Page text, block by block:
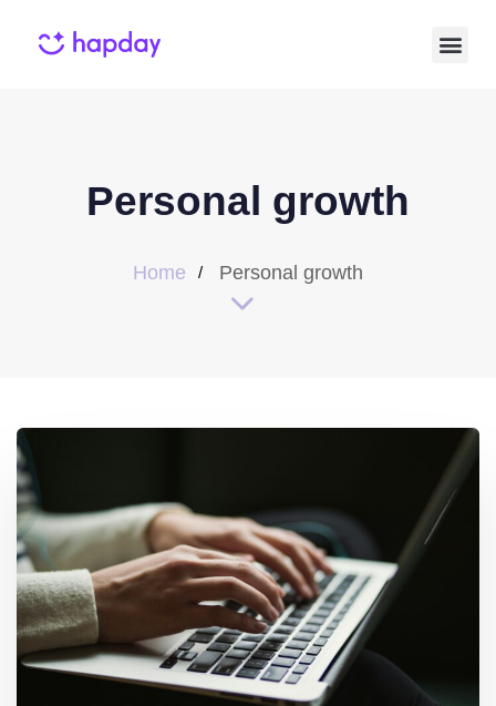
Personal growth
Home Personal growth